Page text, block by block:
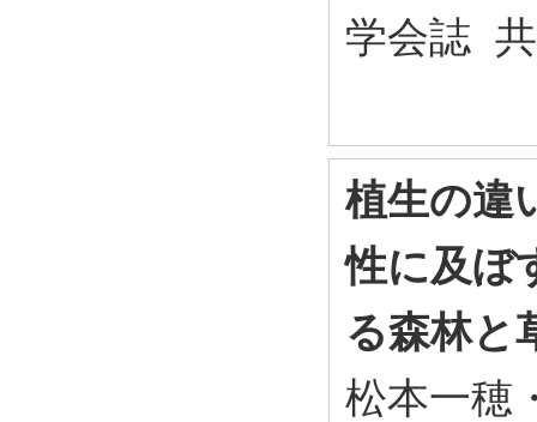
学会誌
植生の違
性に及ぼ
る森林と
松本一穂